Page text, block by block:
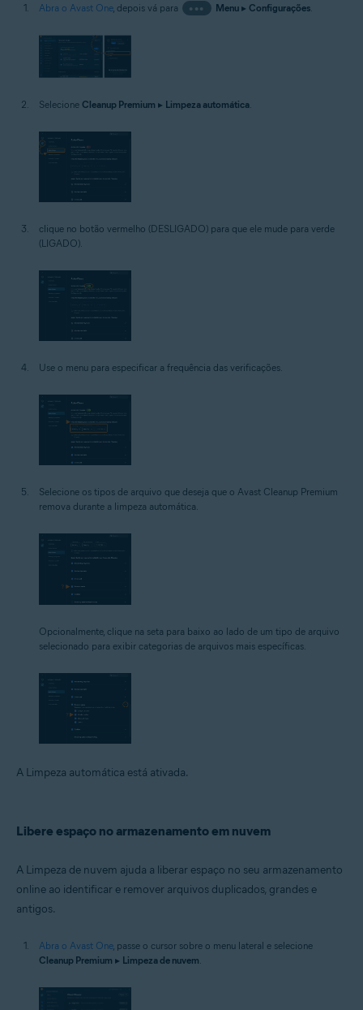
Abra o Avast One, depois vá para ••• Menu▸ Configurações.
Selecione Cleanup Premium ▸ Limpeza automática.
clique no botão vermelho (DESLIGADO) para que ele mude para verde
(LIGADO).
Use o menu para especificar a frequência das verificações.
Selecione os tipos de arquivo que deseja que o Avast Cleanup Premium
remova durante a limpeza automática.
Opcionalmente, clique na seta para baixo ao lado de um tipo de arquivo
selecionado para exibir categorias de arquivos mais específicas.
A Limpeza automática está ativada.
Libere espaço no armazenamento em nuvem
A Limpeza de nuvem ajuda a liberar espaço no seu armazenamento
online ao identificar e remover arquivos duplicados, grandes e
antigos.
Abra o Avast One, passe o cursor sobre o menu lateral e selecione
Cleanup Premium ▸ Limpeza de nuvem